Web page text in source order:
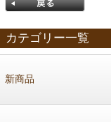
カテゴリー一覧
新商品